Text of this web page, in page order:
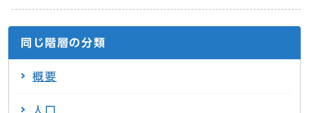
同じ階層の分類
概要
人口